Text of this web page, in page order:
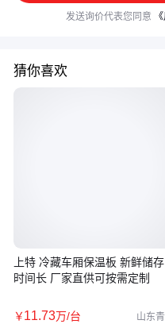
发送询价代表您同意
猜你喜欢
上特 冷藏车厢保温板 新鲜储存
时间长 厂家直供可按需定制
￥11.73万/台 山东